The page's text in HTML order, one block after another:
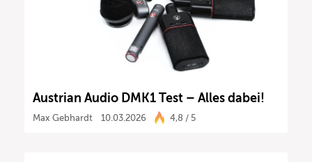
Austrian Audio DMK1 Test – Alles dabei!
Max Gebhardt 10.03.2026 4,8 / 5